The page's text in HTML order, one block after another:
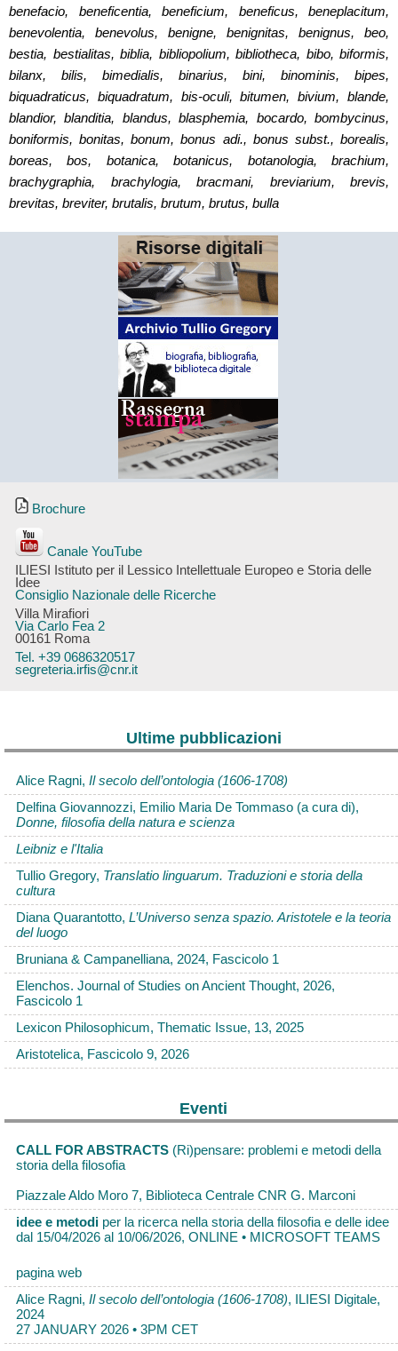
Brochure
Canale YouTube
ILIESI Istituto per il Lessico Intellettuale Europeo e Storia delle
Idee
Consiglio Nazionale delle Ricerche
Villa Mirafiori
Via Carlo Fea 2
00161 Roma
Tel. +39 0686320517
segreteria.irfis@cnr.it
benefacio, beneficentia, beneficium, beneficus, beneplacitum,
benevolentia, benevolus, benigne, benignitas, benignus, beo,
bestia, bestialitas, biblia, bibliopolium, bibliotheca, bibo, biformis,
bilanx, bilis, bimedialis, binarius, bini, binominis, bipes,
biquadraticus, biquadratum, bis-oculi, bitumen, bivium, blande,
blandior, blanditia, blandus, blasphemia, bocardo, bombycinus,
boniformis, bonitas, bonum, bonus adi., bonus subst., borealis,
boreas, bos, botanica, botanicus, botanologia, brachium,
brachygraphia, brachylogia, bracmani, breviarium, brevis,
brevitas, breviter, brutalis, brutum, brutus, bulla
Ultime pubblicazioni
Alice Ragni, Il secolo dell’ontologia (1606-1708)
Delfina Giovannozzi, Emilio Maria De Tommaso (a cura di),
Donne, filosofia della natura e scienza
Leibniz e l'Italia
Tullio Gregory, Translatio linguarum. Traduzioni e storia della
cultura
Diana Quarantotto, L’Universo senza spazio. Aristotele e la teoria
del luogo
Bruniana & Campanelliana, 2024, Fascicolo 1
Elenchos. Journal of Studies on Ancient Thought, 2026,
Fascicolo 1
Lexicon Philosophicum, Thematic Issue, 13, 2025
Aristotelica, Fascicolo 9, 2026
Eventi
CALL FOR ABSTRACTS (Ri)pensare: problemi e metodi della
storia della filosofia
Piazzale Aldo Moro 7, Biblioteca Centrale CNR G. Marconi
idee e metodi per la ricerca nella storia della filosofia e delle idee
dal 15/04/2026 al 10/06/2026, ONLINE • MICROSOFT TEAMS
pagina web
Alice Ragni, Il secolo dell’ontologia (1606-1708), ILIESI Digitale,
2024
27 JANUARY 2026 • 3PM CET